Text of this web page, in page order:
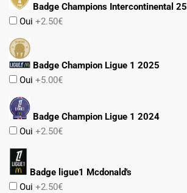
Badge Champions Intercontinental 25
Oui +2.50€
Badge Champion Ligue 1 2025
Oui +5.00€
Badge Champion Ligue 1 2024
Oui +2.50€
Badge ligue1 Mcdonald's
Oui +2.50€